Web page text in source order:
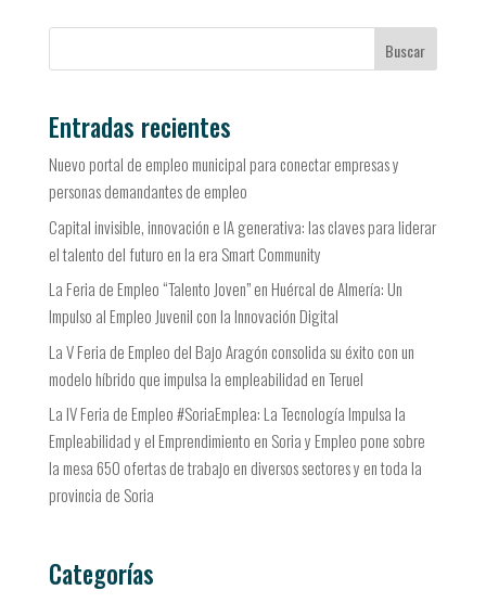
Buscar
Entradas recientes
Nuevo portal de empleo municipal para conectar empresas y
personas demandantes de empleo
Capital invisible, innovación e IA generativa: las claves para liderar
el talento del futuro en la era Smart Community
La Feria de Empleo “Talento Joven” en Huércal de Almería: Un
Impulso al Empleo Juvenil con la Innovación Digital
La V Feria de Empleo del Bajo Aragón consolida su éxito con un
modelo híbrido que impulsa la empleabilidad en Teruel
La IV Feria de Empleo #SoriaEmplea: La Tecnología Impulsa la
Empleabilidad y el Emprendimiento en Soria y Empleo pone sobre
la mesa 650 ofertas de trabajo en diversos sectores y en toda la
provincia de Soria
Categorías